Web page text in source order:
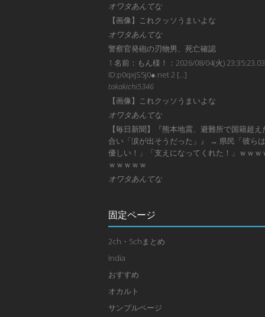
オワタあんてな
【画像】これクッソうまいよな
オワタあんてな
警察官発砲の刃物男、死亡確認
1 名前：もん様！：2026/08/04(火) 23:35:23.03
ID:p0qxjS5j0●.net 2 […]
takakichi5346
【画像】これクッソうまいよな
オワタあんてな
【毎日新聞】『熊本地震、避難所で国籍超え
合い「涙が出そうだった」』 → 県民「彼ら
優しい！」「支えになってくれた！」ｗｗｗ
ｗｗｗｗｗ
オワタあんてな
固定ページ
2ch・5chまとめ
India
おすすめ
オカルト
サンプルページ